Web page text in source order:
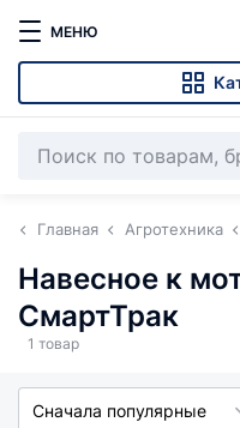
МЕНЮ
Главная Агротехника
Навесное к
СмартТрак
1 товар
Сначала популярные